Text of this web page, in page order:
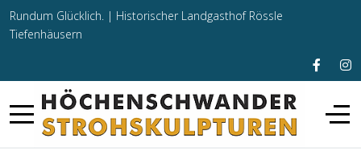
Rundum Glücklich. | Historischer Landgasthof Rössle
Tiefenhäusern